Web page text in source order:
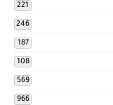
221
246
187
108
569
966